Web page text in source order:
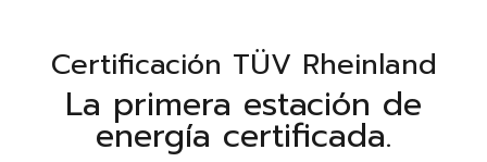
Certificación TÜV Rheinland
La primera estación de
energía certificada.